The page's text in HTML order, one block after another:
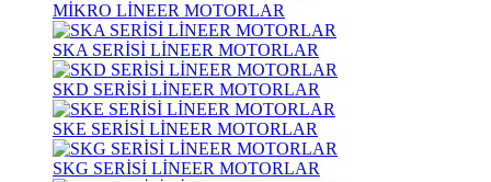
MİKRO LİNEER MOTORLAR
SKA SERİSİ LİNEER MOTORLAR
SKD SERİSİ LİNEER MOTORLAR
SKE SERİSİ LİNEER MOTORLAR
SKG SERİSİ LİNEER MOTORLAR